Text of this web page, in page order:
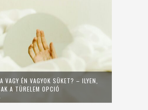
VAGY ÉN VAGYOK SÜKET? – ILYEN,
A TÜRELEM OPCIÓ